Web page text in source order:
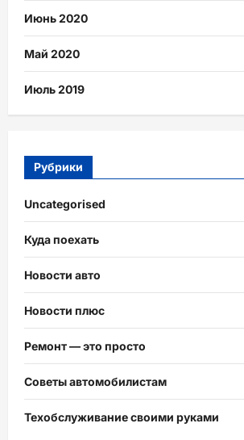
Июнь 2020
Май 2020
Июль 2019
Рубрики
Uncategorised
Куда поехать
Новости авто
Новости плюс
Ремонт — это просто
Советы автомобилистам
Техобслуживание своими руками